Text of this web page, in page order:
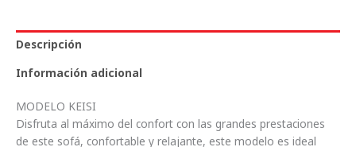
Descripción
Información adicional
MODELO KEISI
Disfruta al máximo del confort con las grandes prestaciones
de este sofá, confortable y relajante, este modelo es ideal